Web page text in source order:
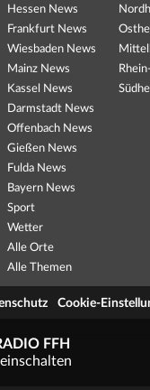
Hessen News
Frankfurt News
Wiesbaden News
Mainz News
Kassel News
Darmstadt News
Offenbach News
Gießen News
Fulda News
Bayern News
Sport
Wetter
Alle Orte
Alle Themen
Cookie-
FFH